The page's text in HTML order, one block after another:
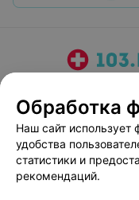
Медицинский
Обработка
Наш сайт использует
удобства
статистики и
рекомендаций.